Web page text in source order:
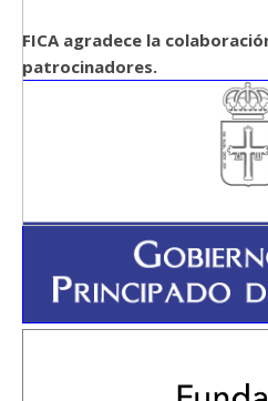
FICA agradece la
patrocinadores.